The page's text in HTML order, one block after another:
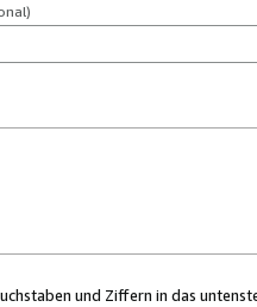
und Ziffern in das